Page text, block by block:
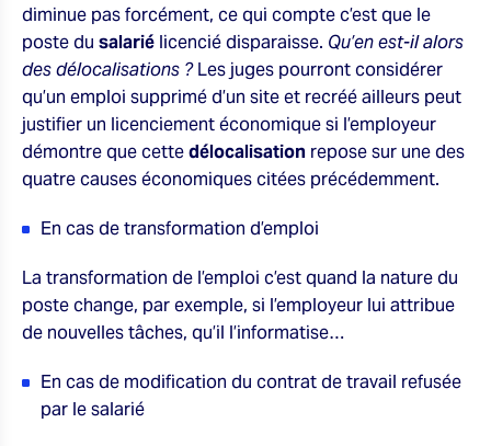
diminue pas forcément, ce qui compte c’est que le
poste du salarié licencié disparaisse. Qu’en est-il alors
des délocalisations ?Les juges pourront considérer
qu’un emploi supprimé d’un site et recréé ailleurs peut
justifier un licenciement économique si l’employeur
démontre que cettedélocalisation repose sur une des
quatre causes économiques citées précédemment.
En cas de transformation d’emploi
La transformation de l’emploi c’est quand la nature du
poste change, par exemple, si l’employeur lui attribue
de nouvelles tâches, qu’il l’informatise…
En cas de modification du contrat de travail refusée
par le salarié